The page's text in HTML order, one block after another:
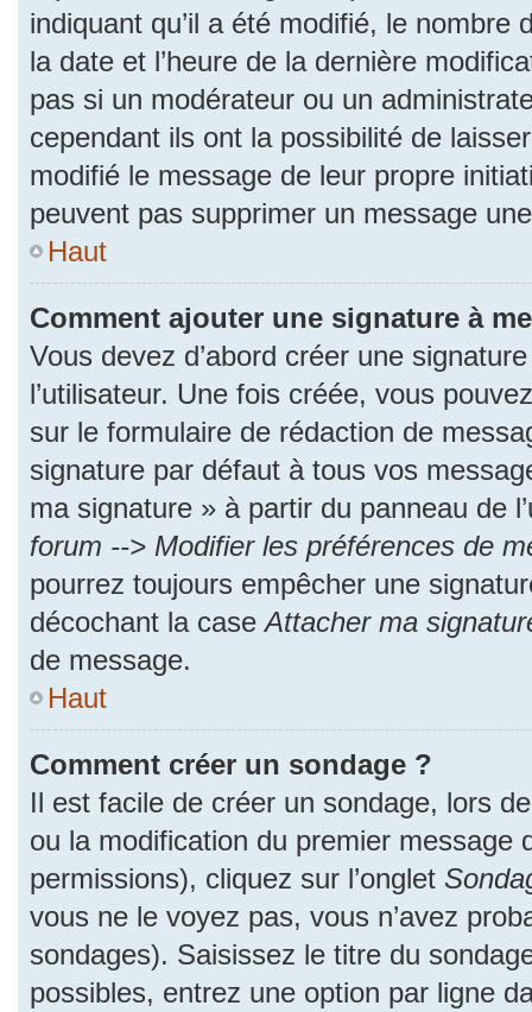
indiquant qu’il a été modifié, le nombre
la date et l’heure de la dernière
pas si un modérateur ou un
cependant ils ont la possibilité de
modifié le message de leur propre
peuvent pas supprimer un message
Haut
Comment ajouter une signature à
Vous devez d’abord créer une
l’utilisateur. Une fois créée, vous
sur le formulaire de rédaction de
signature par défaut à tous vos
ma signature » à partir du panneau de
forum --> Modifier les préférences de
pourrez toujours empêcher une
décochant la caseAttacher ma
de message.
Haut
Comment créer un sondage ?
Il est facile de créer un sondage, lors
ou la modification du premier message
permissions), cliquez sur l’onglet
vous ne le voyez pas, vous n’avez
sondages). Saisissez le titre du
possibles, entrez une option par ligne